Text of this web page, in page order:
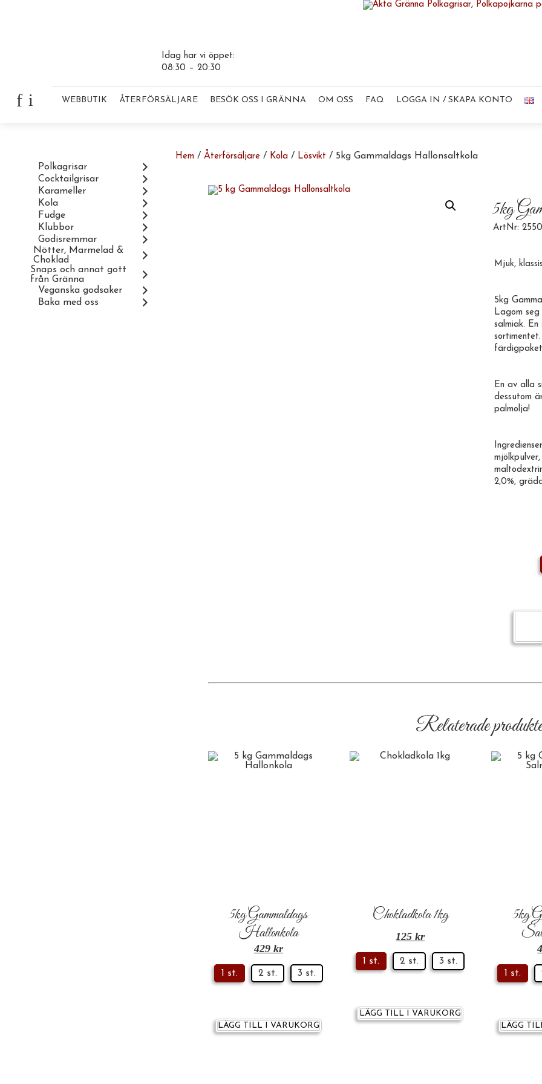
Gå vidare till innehåll
Polkagrisar
Cocktailgrisar
Karameller
Kola
Fudge
Klubbor
Godisremmar
Nötter, Marmelad &
Choklad
Snaps och annat gott
från Gränna
Veganska godsaker
Baka med oss
Idag har vi öppet:
08:30 – 20:30
f i
WEBBUTIK
ÅTERFÖRSÄLJARE BESÖK OSS I GRÄNNA OM OSS FAQ LOGGA IN / SKAPA KONTO
Hem / Återförsäljare / Kola / Lösvikt / 5kg Gammaldags Hallonsaltkola
5kg
ArtNr:
Mjuk,
5kg
Lagom seg
salmiak.
En av alla
dessutom
palmolja!
2,0%,
Relaterade
5kg Gammaldags
Hallonkola
429 kr
1 st. 2 st. 3 st.
LÄGG TILL I VARUKORG
Chokladkola 1kg
125kr
1 st. 2 st. 3 st.
LÄGG TILL I VARUKORG
5kg
1 st.
LÄGG